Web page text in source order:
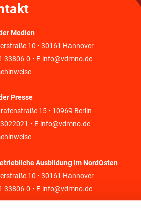
Medien
10 • 30161 Hannover
33806-0 • E info@vdmno.de
Presse
15 • 10969 Berlin
• E info@vdmno.de
Ausbildung im NordOsten
10 • 30161 Hannover
33806-0 • E info@vdmno.de